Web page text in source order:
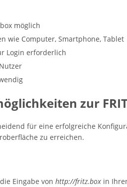
möglich
wie Computer, Smartphone, Tablet
Login erforderlich
zur
für eine erfolgreiche
zu erreichen.
Eingabe von http://fritz.box in